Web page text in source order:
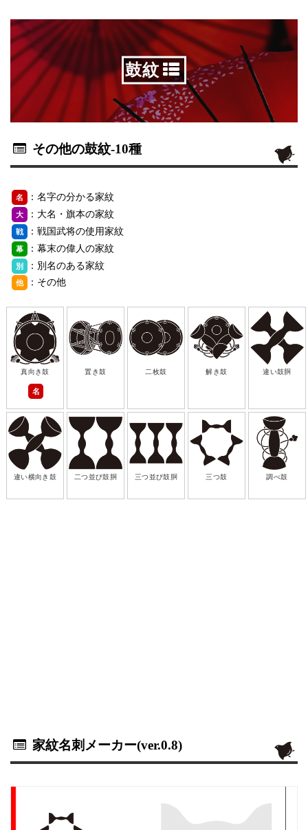
鼓紋
その他の鼓紋-10種
名 ：名字の分かる家紋
大 ：大名・旗本の家紋
戦 ：戦国武将の使用家紋
幕 ：幕末の偉人の家紋
別 ：別名のある家紋
他 ：その他
真向き鼓
名
置き鼓 二枚鼓 解き鼓 違い鼓胴
違い横向き鼓 二つ並び鼓胴 三つ並び鼓胴 三つ鼓 調べ鼓
家紋名刺メーカー(ver.0.8)